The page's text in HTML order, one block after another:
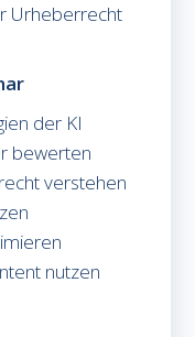
Urheberrecht
der KI
bewerten
verstehen
nutzen